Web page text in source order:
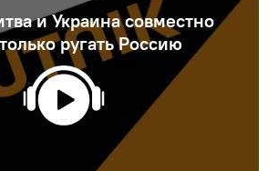
и Украина совместно
ругать Россию